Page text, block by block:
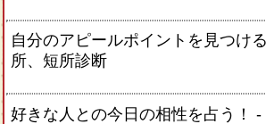
自分のアピールポイントを見つけ
所、短所診断
好きな人との今日の相性を占う！